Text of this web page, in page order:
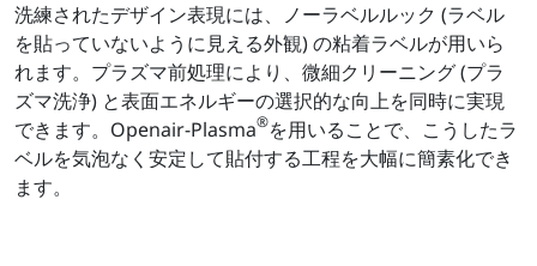
洗練されたデザイン表現には、ノーラベルルック (ラベル
を貼っていないように見える外観) の粘着ラベルが用いら
れます。プラズマ前処理により、微細クリーニング (プラ
ズマ洗浄) と表面エネルギーの選択的な向上を同時に実現
できます。Openair-Plasma®を用いることで、こうしたラ
ベルを気泡なく安定して貼付する工程を大幅に簡素化でき
ます。